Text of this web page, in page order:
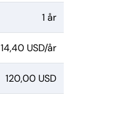
1 år
14,40 USD/år
120,00 USD